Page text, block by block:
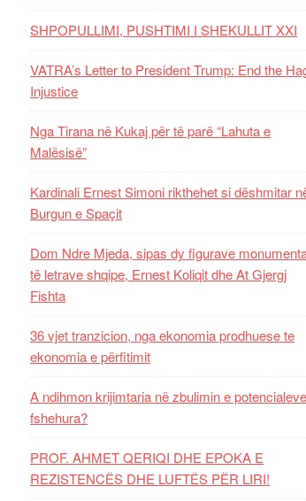
SHPOPULLIMI, PUSHTIMI I SHEKULLIT XXI
VATRA’s Letter to President Trump: End the
Injustice
Nga Tirana në Kukaj për të parë “Lahuta e
Malësisë”
Kardinali Ernest Simoni rikthehet si dëshmitar
Burgun e Spaçit
Dom Ndre Mjeda, sipas dy figurave
të letrave shqipe, Ernest Koliqit dhe At Gjergj
Fishta
36 vjet tranzicion, nga ekonomia prodhuese te
ekonomia e përfitimit
A ndihmon krijimtaria në zbulimin e
fshehura?
PROF. AHMET QERIQI DHE EPOKA E
REZISTENCЁS DHE LUFTЁS PЁR LIRI!